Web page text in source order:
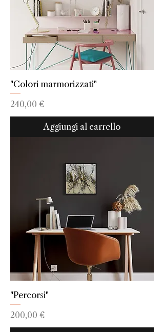
"Colori marmorizzati"
Prezzo
240,00 €
Aggiungi al carrello
"Percorsi"
Prezzo
200,00 €